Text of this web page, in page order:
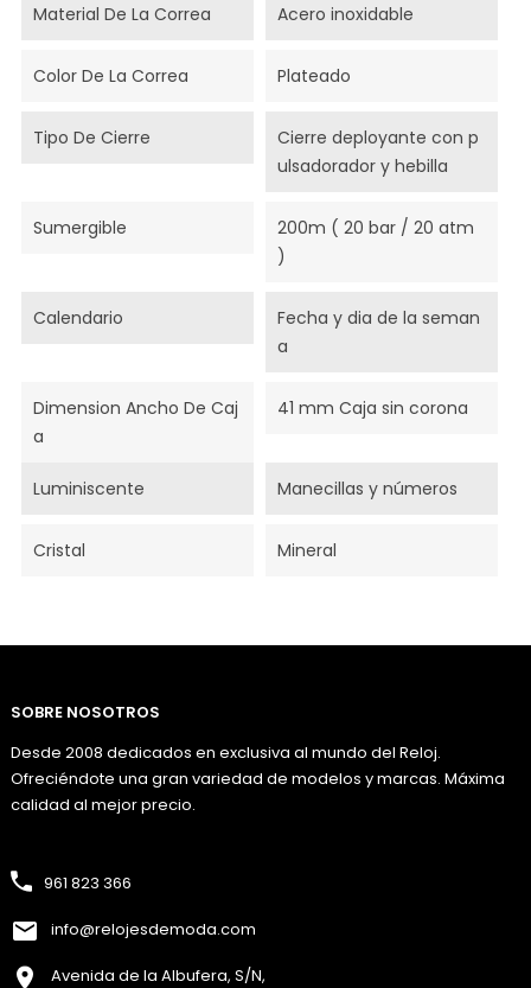
Material De La Correa Acero inoxidable
Color De La Correa Plateado
Tipo De Cierre
Cierre deployante con p
ulsadorador y hebilla
Sumergible
200m ( 20 bar / 20 atm
)
Calendario
Fecha y dia de la seman
a
Dimension Ancho De Caj
A
41 mm Caja sin corona
Luminiscente Manecillas y números
Cristal Mineral
SOBRE NOSOTROS
Desde 2008 dedicados en exclusiva al mundo del Reloj.
Ofreciéndote una gran variedad de modelos y marcas. Máxima
calidad al mejor precio.
961 823 366
info@relojesdemoda.com
Avenida de la Albufera, S/N,